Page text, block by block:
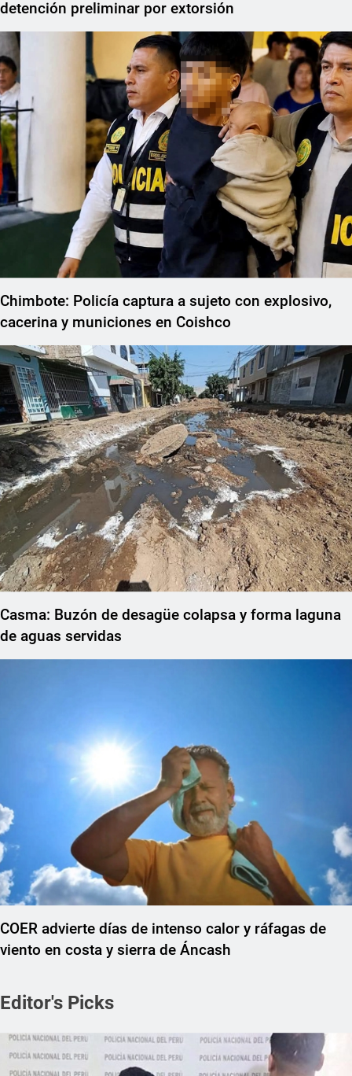
detención preliminar por extorsión
Chimbote: Policía captura a sujeto con explosivo,
cacerina y municiones en Coishco
Casma: Buzón de desagüe colapsa y forma laguna
de aguas servidas
COER advierte días de intenso calor y ráfagas de
viento en costa y sierra de Áncash
Editor's Picks